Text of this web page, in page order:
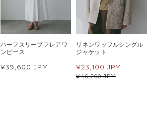
ハーフスリーブフレアワ
ンピース
¥39,600 JPY
リネンワッフルシングル
ジャケット
¥46,200 JPY
¥23,100 JPY